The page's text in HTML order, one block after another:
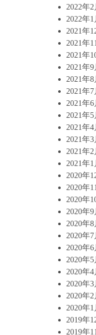
2022年2
2022年1
2021年
2021年
2021年
2021年9
2021年8
2021年7
2021年6
2021年5
2021年4
2021年3
2021年2
2021年1
2020年
2020年
2020年
2020年9
2020年8
2020年7
2020年6
2020年5
2020年4
2020年3
2020年2
2020年1
2019年
2019年